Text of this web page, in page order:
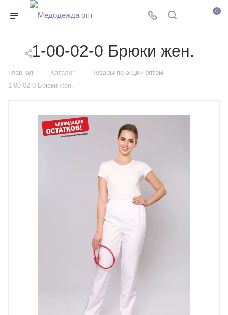
0
1-00-02-0 Брюки жен.
Главная — Каталог — Товары по акции оптом —
1-00-02-0 Брюки жен.